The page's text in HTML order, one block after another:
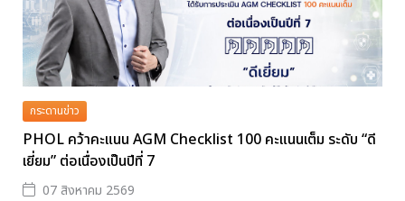
กระดานข่าว
PHOL คว้าคะแนน AGM Checklist 100 คะแนนเต็ม ระดับ “ดี
เยี่ยม” ต่อเนื่องเป็นปีที่ 7
07 สิงหาคม 2569